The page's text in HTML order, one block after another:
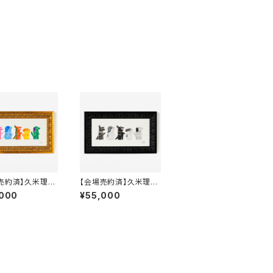
約済】久米理絵
KAIJU DOGS
colorful」 額装込み
【会場売約済】久米理絵
原画６ 「KAIJU DOGS
chic」 額装込み
¥55,000